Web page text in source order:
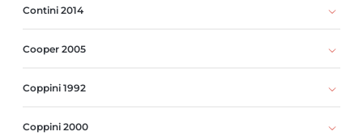
Contini 2014
Cooper 2005
Coppini 1992
Coppini 2000